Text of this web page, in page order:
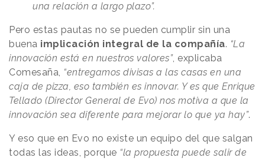
una relación a largo plazo”.
Pero estas pautas no se pueden cumplir sin una
buena implicación integral de la compañía. “La
innovación está en nuestros valores”, explicaba
Comesaña, “entregamos divisas a las casas en una
caja de pizza, eso también es innovar. Y es que Enrique
Tellado (Director General de Evo) nos motiva a que la
innovación sea diferente para mejorar lo que ya hay”.
Y eso que en Evo no existe un equipo del que salgan
todas las ideas, porque “la propuesta puede salir de